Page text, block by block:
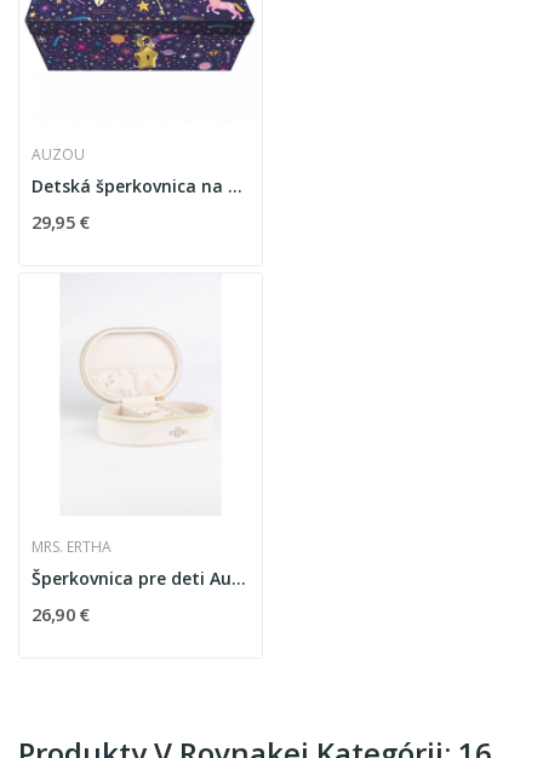
AUZOU
Detská šperkovnica na kľúčik s príslušenstvom
29,95 €
MRS. ERTHA
Šperkovnica pre deti Aura, zamatová, krémová s...
26,90 €